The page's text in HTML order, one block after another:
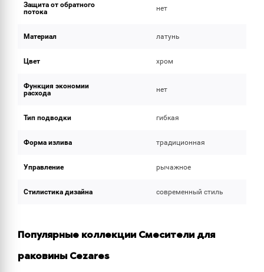
Защита от обратного
потока
нет
Материал латунь
Цвет хром
Функция экономии
расхода
нет
Тип подводки гибкая
Форма излива традиционная
Управление рычажное
Стилистика дизайна современный стиль
Популярные коллекции Смесители для
раковины Cezares